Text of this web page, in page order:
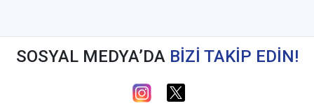
SOSYAL MEDYA’DA BİZİ TAKİP EDİN!